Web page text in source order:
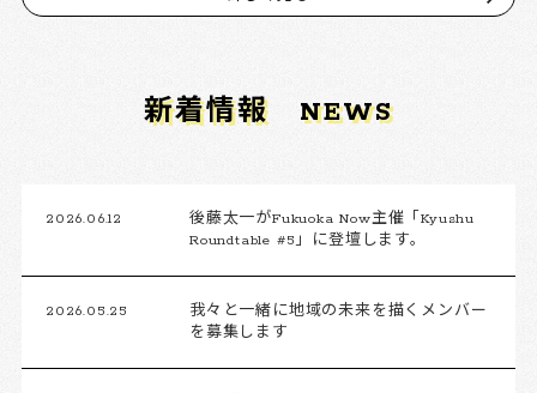
新着情報 NEWS
2026.06.12
後藤太一がFukuoka Now主催「Kyushu
Roundtable #5」に登壇します。
2026.05.25
我々と一緒に地域の未来を描くメンバー
を募集します